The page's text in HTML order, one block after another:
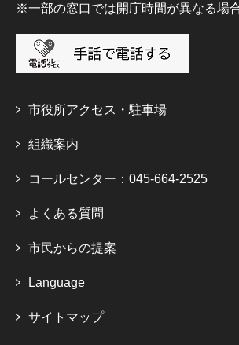
※一部の窓口では開庁時間が異なる場
市役所アクセス・駐車場
組織案内
コールセンター：045-664-2525
よくある質問
市民からの提案
Language
サイトマップ